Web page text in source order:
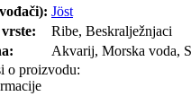
Jöst
Ribe, Beskralježnjaci
Akvarij, Morska voda,
o proizvodu: